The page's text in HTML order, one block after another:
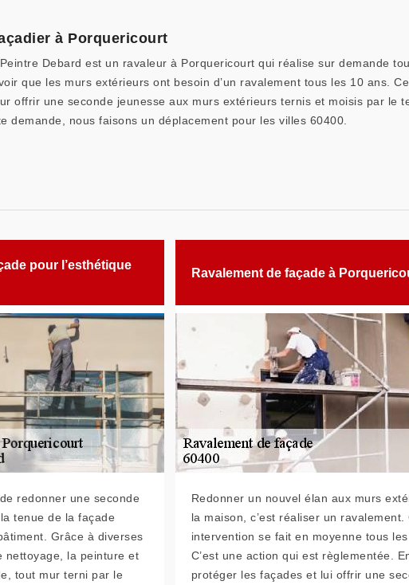
à Porquericourt
Peintre Debard est un ravaleur à Porquericourt qui réalise sur demande
que les murs extérieurs ont besoin d’un ravalement tous les 10 ans.
offrir une seconde jeunesse aux murs extérieurs ternis et moisis par le
demande, nous faisons un déplacement pour les villes 60400.
pour l’esthétique
redonner une seconde
tenue de la façade
Grâce à diverses
nettoyage, la peinture et
tout mur terni par le
Ravalement de façade à
Redonner un nouvel élan aux murs
la maison, c’est réaliser un ravalement.
intervention se fait en moyenne tous les
C’est une action qui est règlementée.
protéger les façades et lui offrir une